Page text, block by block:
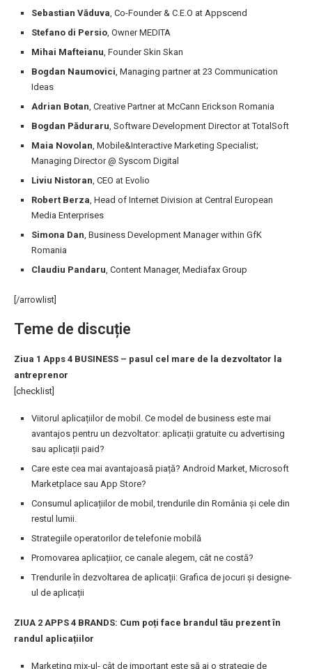
Sebastian Văduva, Co-Founder & C.E.O at Appscend
Stefano di Persio, Owner MEDITA
Mihai Mafteianu, Founder Skin Skan
Bogdan Naumovici, Managing partner at 23 Communication
Ideas
Adrian Botan, Creative Partner at McCann Erickson Romania
Bogdan Păduraru, Software Development Director at TotalSoft
Maia Novolan, Mobile&Interactive Marketing Specialist;
Managing Director @ Syscom Digital
Liviu Nistoran, CEO at Evolio
Robert Berza, Head of Internet Division at Central European
Media Enterprises
Simona Dan, Business Development Manager within GfK
Romania
Claudiu Pandaru, Content Manager, Mediafax Group
[/arrowlist]
Teme de discuție
Ziua 1 Apps 4 BUSINESS – pasul cel mare de la dezvoltator la
antreprenor
[checklist]
Viitorul aplicațiilor de mobil. Ce model de business este mai
avantajos pentru un dezvoltator: aplicații gratuite cu advertising
sau aplicații paid?
Care este cea mai avantajoasă piață? Android Market, Microsoft
Marketplace sau App Store?
Consumul aplicațiilor de mobil, trendurile din România și cele din
restul lumii.
Strategiile operatorilor de telefonie mobilă
Promovarea aplicațiior, ce canale alegem, cât ne costă?
Trendurile în dezvoltarea de aplicații: Grafica de jocuri și designe-
ul de aplicații
ZIUA 2 APPS 4 BRANDS: Cum poți face brandul tău prezent în
randul aplicațiilor
Marketing mix-ul- cât de important este să ai o strategie de